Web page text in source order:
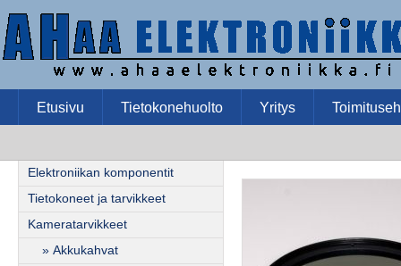
Etusivu Tietokonehuolto Yritys
Elektroniikan komponentit
Tietokoneet ja tarvikkeet
Kameratarvikkeet
» Akkukahvat